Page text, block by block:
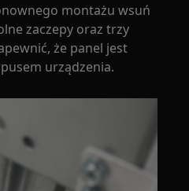
montażu wsuń
zaczepy oraz trzy
że panel jest
urządzenia.